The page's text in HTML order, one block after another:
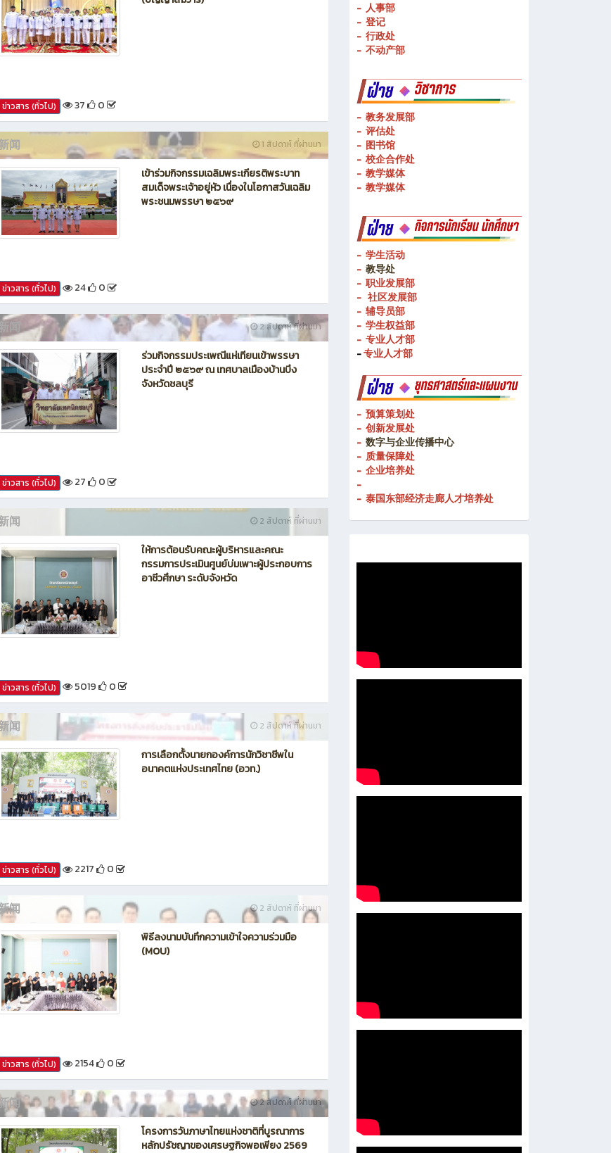
新闻
ข่าวสาร (ทั่วไป) 37 0
新闻
ข่าวสาร (ทั่วไป) 24 0
新闻
ข่าวสาร (ทั่วไป) 27 0
ข่าวสาร (ทั่วไป) 5019 0
新闻
ข่าวสาร (ทั่วไป) 2217 0
ข่าวสาร (ทั่วไป) 2154 0
- 财务处
- 会计处
- 仓储处
- 登记
- 行政处
- 不动产部
- 教务发展部
- 评估处
- 校企合作处
- 教学媒体
- 教学媒体
- 学生活动
- 教导处
- 职业发展部
-社区发展部
- 学生权益部
-专业人才部
- 专业人才部
- 预算策划处
- 创新发展处
- 数字与企业传播中心